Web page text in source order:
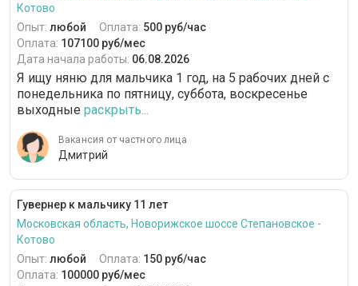
Котово
Опыт: любой Оплата: 500 руб/час
Оплата: 107100 руб/мес
Дата начала работы: 06.08.2026
Я ищу няню для мальчика 1 год, на 5 рабочих дней с
понедельника по пятницу, суббота, воскресенье
выходные раскрыть...
Вакансия от частного лица
Дмитрий
Гувернер к мальчику 11 лет
Московская область, Новорижское шоссе Степановское -
Котово
Опыт: любой Оплата: 150 руб/час
Оплата: 100000 руб/мес